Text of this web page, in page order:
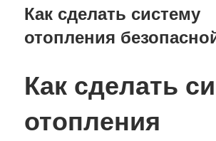
Как сделать систему
отопления
Как сделать
отопления